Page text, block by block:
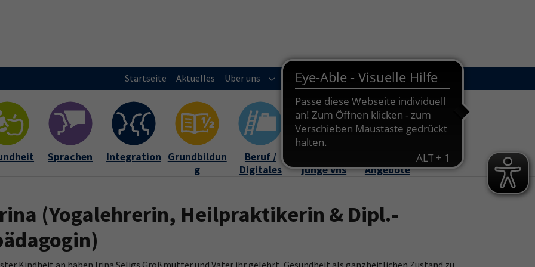
Startseite Aktuelles Über uns Submenu for "Über uns"
Kursleitungen Submenu for "Kursleitungen"
Newsletter Kontakt
Sprachen Integration Grundbildun
g
Beruf /
Digitales
junge vhs
Angebote
(Yogalehrerin, Heilpraktikerin & Dipl.-
Kindheit an haben Irina Seligs Großmutter und Vater ihr gelehrt, Gesundheit als ganzheitlichen Zustand zu